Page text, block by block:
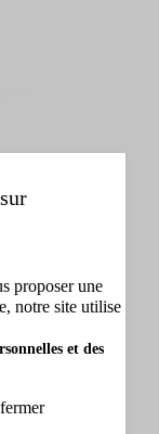
Éclat
Taches
proposer une
notre site utilise
et des